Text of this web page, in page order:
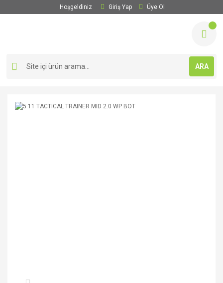
Hoşgeldiniz Giriş Yap Üye Ol
ARA